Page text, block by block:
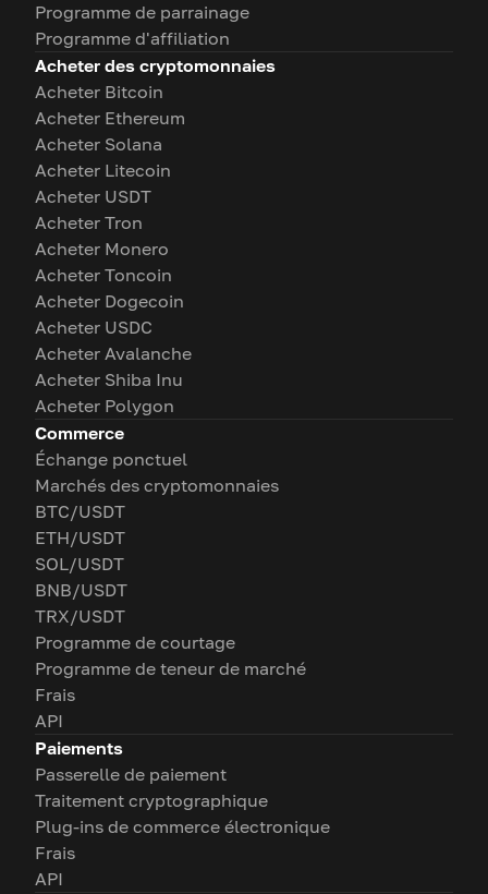
Programme de parrainage
Programme d'affiliation
Acheter des cryptomonnaies
Acheter Bitcoin
Acheter Ethereum
Acheter Solana
Acheter Litecoin
Acheter USDT
Acheter Tron
Acheter Monero
Acheter Toncoin
Acheter Dogecoin
Acheter USDC
Acheter Avalanche
Acheter Shiba Inu
Acheter Polygon
Commerce
Échange ponctuel
Marchés des cryptomonnaies
BTC/USDT
ETH/USDT
SOL/USDT
BNB/USDT
TRX/USDT
Programme de courtage
Programme de teneur de marché
Frais
API
Paiements
Passerelle de paiement
Traitement cryptographique
Plug-ins de commerce électronique
Frais
API